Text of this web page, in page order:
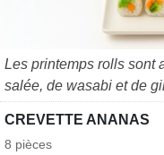
Les printemps rolls sont
salée, de wasabi et de
CREVETTE ANANAS
8 pièces